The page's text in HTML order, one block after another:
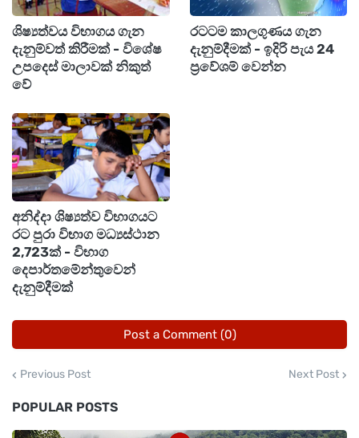
ශිෂ්‍යත්වය විභාගය ගැන
දැනුම්වත් කිරීමක් - විශේෂ
උපදෙස් මාලාවක් නිකුත්
වේ
රටටම කාලගුණය ගැන
දැනුම්දීමක් - ඉදිරි පැය 24
ප්‍රවේශම් වෙන්න
අනිද්දා ශිෂ්‍යත්ව විභාගයට
රට පුරා විභාග මධ්‍යස්ථාන
2,723ක් - විභාග
දෙපාර්තමේන්තුවෙන්
දැනුම්දීමක්
Post a Comment (0)
Previous Post Next Post
POPULAR POSTS